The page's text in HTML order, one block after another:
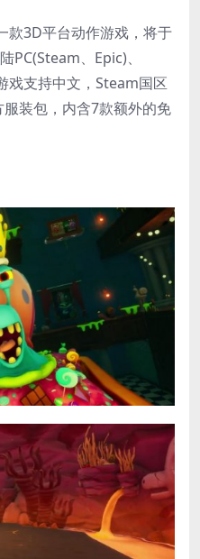
款3D平台动作游戏，将于
PC(Steam、Epic)、
戏支持中文，Steam国区
装包，内含7款额外的免